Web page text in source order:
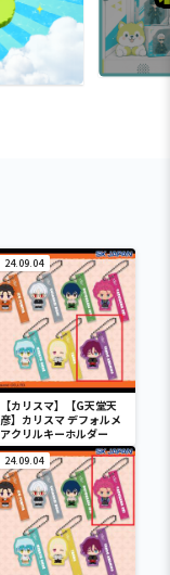
24.09.04
【カリスマ】【G天堂天
彦】カリスマ デフォルメ
アクリルキーホルダー
24.09.04